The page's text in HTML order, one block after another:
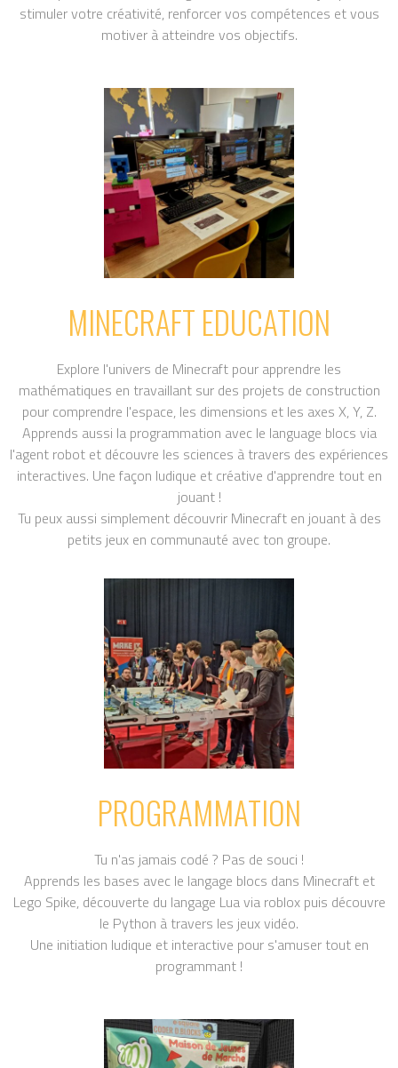
stimuler votre créativité, renforcer vos compétences et vous
motiver à atteindre vos objectifs.
MINECRAFT EDUCATION
Explore l'univers de Minecraft pour apprendre les
mathématiques en travaillant sur des projets de construction
pour comprendre l'espace, les dimensions et les axes X, Y, Z.
Apprends aussi la programmation avec le language blocs via
l'agent robot et découvre les sciences à travers des expériences
interactives. Une façon ludique et créative d'apprendre tout en
jouant !
Tu peux aussi simplement découvrir Minecraft en jouant à des
petits jeux en communauté avec ton groupe.
PROGRAMMATION
Tu n'as jamais codé ? Pas de souci !
Apprends les bases avec le langage blocs dans Minecraft et
Lego Spike, découverte du langage Lua via roblox puis découvre
le Python à travers les jeux vidéo.
Une initiation ludique et interactive pour s'amuser tout en
programmant !